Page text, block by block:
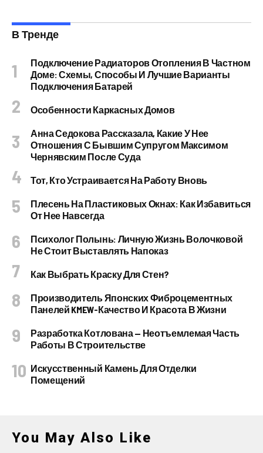
В Тренде
Подключение Радиаторов Отопления В Частном
Доме: Схемы, Способы И Лучшие Варианты
Подключения Батарей
Особенности Каркасных Домов
Анна Седокова Рассказала, Какие У Нее
Отношения С Бывшим Супругом Максимом
Чернявским После Суда
Тот, Кто Устраивается На Работу Вновь
Плесень На Пластиковых Окнах: Как Избавиться
От Нее Навсегда
Психолог Полынь: Личную Жизнь Волочковой
Не Стоит Выставлять Напоказ
Как Выбрать Краску Для Стен?
Производитель Японских Фиброцементных
Панелей KMEW-Качество И Красота В Жизни
Разработка Котлована — Неотъемлемая Часть
Работы В Строительстве
Искусственный Камень Для Отделки
Помещений
You May Also Like